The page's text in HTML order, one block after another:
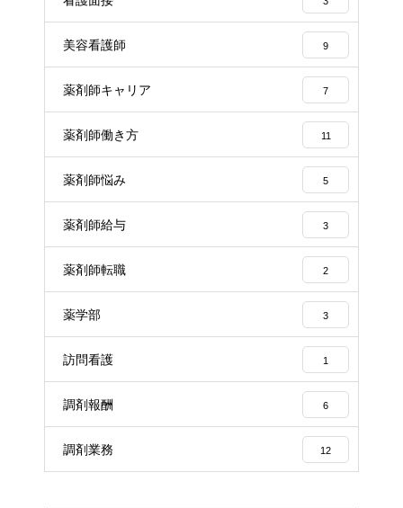
美容看護師 9
薬剤師キャリア 7
薬剤師働き方 11
薬剤師悩み 5
薬剤師給与 3
薬剤師転職 2
薬学部 3
訪問看護 1
調剤報酬 6
調剤業務 12